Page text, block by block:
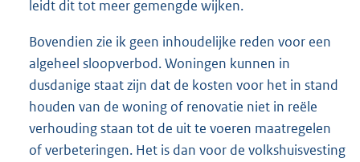
leidt dit tot meer gemengde wijken.
Bovendien zie ik geen inhoudelijke reden voor een
algeheel sloopverbod. Woningen kunnen in
dusdanige staat zijn dat de kosten voor het in stand
houden van de woning of renovatie niet in reële
verhouding staan tot de uit te voeren maatregelen
of verbeteringen. Het is dan voor de volkshuisvesting